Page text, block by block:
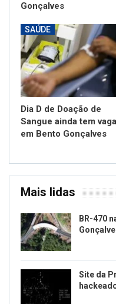
Gonçalves
SAÚDE
Dia D de Doação de
Sangue ainda tem
em Bento Gonçalves
Mais lidas
BR-470
Site da